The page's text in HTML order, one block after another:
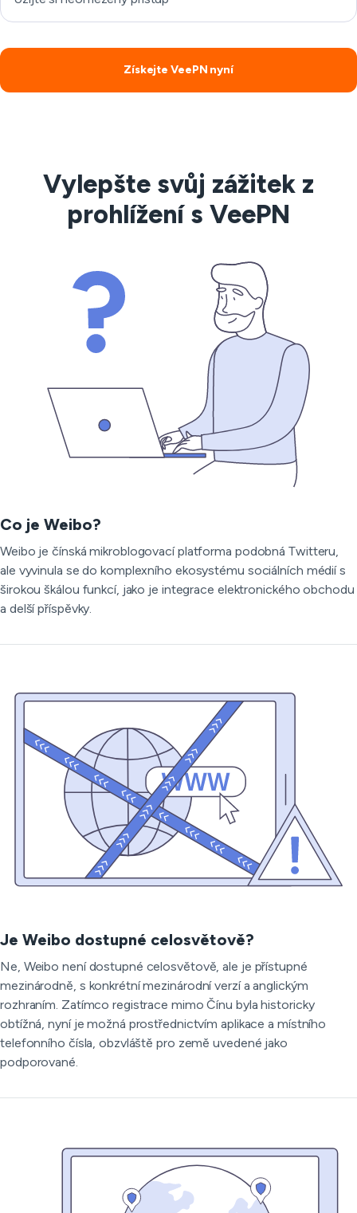
Získejte VeePN nyní
Vylepšte svůj zážitek z
prohlížení s VeePN
Co je Weibo?
Weibo je čínská mikroblogovací platforma podobná Twitteru,
ale vyvinula se do komplexního ekosystému sociálních médií s
širokou škálou funkcí, jako je integrace elektronického obchodu
a delší příspěvky.
Je Weibo dostupné celosvětově?
Ne, Weibo není dostupné celosvětově, ale je přístupné
mezinárodně, s konkrétní mezinárodní verzí a anglickým
rozhraním. Zatímco registrace mimo Čínu byla historicky
obtížná, nyní je možná prostřednictvím aplikace a místního
telefonního čísla, obzvláště pro země uvedené jako
podporované.